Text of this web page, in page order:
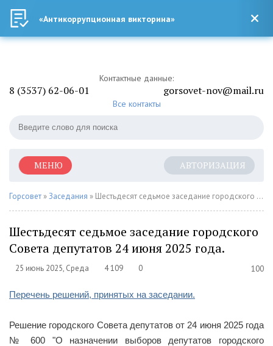
Контактные данные:
8 (3537) 62-06-01 gorsovet-nov@mail.ru
Все контакты
АВТОРИЗАЦИЯ
МЕНЮ
Горсовет »Заседания » Шестьдесят седьмое заседание городского Совета депутатов 24 июня 2025 года.
Шестьдесят седьмое заседание городского
Совета депутатов 24 июня 2025 года.
25 июнь 2025, Среда 4 109 0
100
5
Перечень решений, принятых на заседании.
Решение городского Совета депутатов от 24 июня 2025 года
№ 600 "О назначении выборов депутатов городского
«Антикоррупционная викторина»